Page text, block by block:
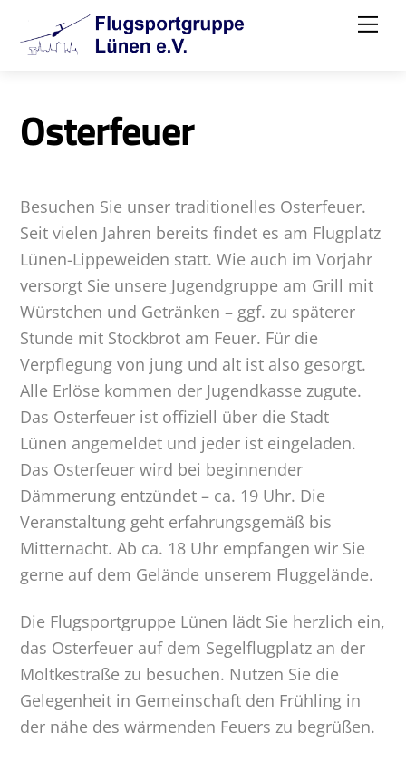
Osterfeuer
Besuchen Sie unser traditionelles Osterfeuer.
Seit vielen Jahren bereits findet es am Flugplatz
Lünen-Lippeweiden statt. Wie auch im Vorjahr
versorgt Sie unsere Jugendgruppe am Grill mit
Würstchen und Getränken – ggf. zu späterer
Stunde mit Stockbrot am Feuer. Für die
Verpflegung von jung und alt ist also gesorgt.
Alle Erlöse kommen der Jugendkasse zugute.
Das Osterfeuer ist offiziell über die Stadt
Lünen angemeldet und jeder ist eingeladen.
Das Osterfeuer wird bei beginnender
Dämmerung entzündet – ca. 19 Uhr. Die
Veranstaltung geht erfahrungsgemäß bis
Mitternacht. Ab ca. 18 Uhr empfangen wir Sie
gerne auf dem Gelände unserem Fluggelände.
Die Flugsportgruppe Lünen lädt Sie herzlich ein,
das Osterfeuer auf dem Segelflugplatz an der
Moltkestraße zu besuchen. Nutzen Sie die
Gelegenheit in Gemeinschaft den Frühling in
der nähe des wärmenden Feuers zu begrüßen.